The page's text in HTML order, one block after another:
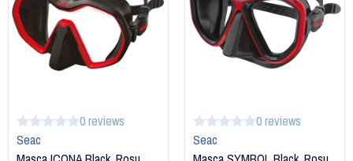
0 reviews
Seac
0 reviews
Seac